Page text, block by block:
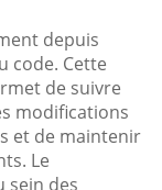
depuis
code. Cette
de suivre
modifications
et de maintenir
Le
sein des